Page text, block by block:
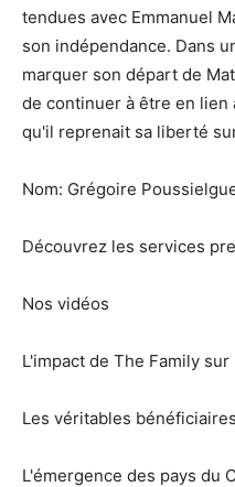
tendues avec Emmanuel
son indépendance. Dans
marquer son départ de
de continuer à être en lien
qu'il reprenait sa liberté
Nom: Grégoire
Découvrez les services
Nos vidéos
L'impact de The Family
Les véritables
L'émergence des pays du